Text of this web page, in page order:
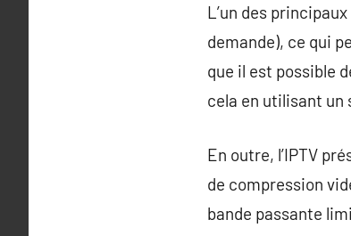
L’un des
demande), ce qui
que il est possible
cela en utilisant un
En outre, l’IPTV
de compression
bande passante